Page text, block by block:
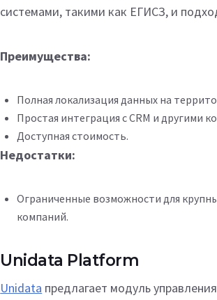
системами, такими как ЕГИСЗ, и
Преимущества:
Полная локализация данных на
Простая интеграция с CRM и другими
Доступная стоимость.
Недостатки:
Ограниченные возможности для
компаний.
Unidata Platform
Unidata предлагает модуль